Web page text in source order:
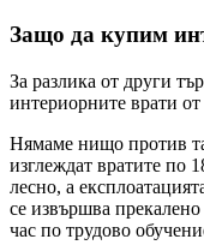
Защо да купим
За разлика от други
интериорните врати
Нямаме нищо против
изглеждат вратите по
лесно, а
се извършва
час по трудово